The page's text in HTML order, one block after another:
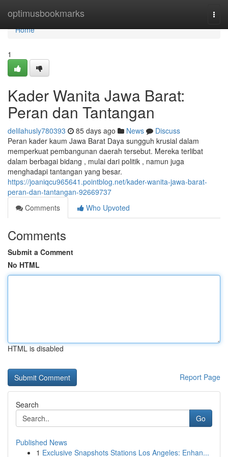
optimusbookmarks
Home
Home
1
Kader Wanita Jawa Barat:
Peran dan Tantangan
delilahusly780393 85 days ago News
Discuss
Peran kader kaum Jawa Barat Daya sungguh krusial dalam
memperkuat pembangunan daerah tersebut. Mereka terlibat
dalam berbagai bidang , mulai dari politik , namun juga
menghadapi tantangan yang besar.
https://joaniqcu965641.pointblog.net/kader-wanita-jawa-barat-
peran-dan-tantangan-92669737
Comments
Who Upvoted
Comments
Submit a Comment
No HTML
HTML is disabled
Report Page
Search
Go
Published News
1 Exclusive Snapshots Stations Los Angeles: Enhan...